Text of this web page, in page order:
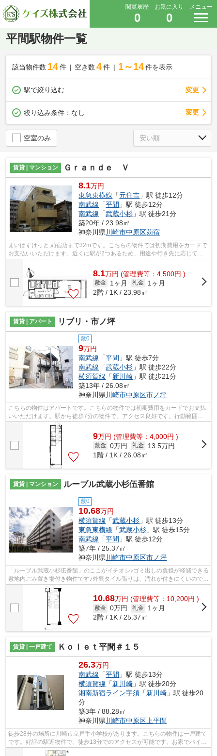
閲覧履歴
0
お気に入り
0
メニュー
平間駅物件一覧
該当物件数 14件 空き数 4 件 1～14 件を表示
駅で絞り込む 変更
絞り込み条件： なし 変更
空室のみ
賃貸 | マンション Ｇｒａｎｄｅ Ｖ
8.1万円
東急東横線 「元住吉 」駅 徒歩12分
南武線 「平間 」駅 徒歩12分
南武線 「武蔵小杉 」駅 徒歩21分
築20年 / 23.98㎡
神奈川県川崎市中原区苅宿
まいばすけっと 苅宿店まで32mです。こちらの物件では初期費用をカードで
お支払いいただけます。近くに駅が2つあるため、用途や行き先に応じて駅
8.1万円 (管理費等：4,500円 )
敷金 1ヶ月 礼金
1ヶ月
2階 / 1K / 23.98㎡
賃貸 | アパート リブリ・市ノ坪
敷0
9万円
南武線 「平間 」駅 徒歩7分
南武線 「武蔵小杉 」駅 徒歩22分
横須賀線 「新川崎 」駅 徒歩21分
築13年 / 26.08㎡
神奈川県 川崎市中原区市ノ坪
こちらの物件はアパートです。こちらの物件では初期費用をカードでお支払
いいただけます。駅から徒歩7分の物件で、アクセス良好です。行動範囲が
広がる2駅利用可能な物件です。川崎市...
9万円 (管理費等：4,000円 )
敷金 0万円 礼金
13.5万円
1階 / 1K / 26.08㎡
賃貸 | マンション ルーブル武蔵小杉伍番館
敷0
10.68万円
横須賀線 「武蔵小杉 」駅 徒歩13分
東急東横線 「武蔵小杉 」駅 徒歩15分
南武線 「平間 」駅 徒歩12分
築7年 / 25.37㎡
神奈川県 川崎市中原区市ノ坪
「ルーブル武蔵小杉伍番館」のここがイチオシ♪ゴミ出しの負担が軽減できる
敷地内ごみ置き場付き物件です♪外観タイル張りは、汚れが付きにくいのでい
つまでも綺麗です♪駅まで徒歩13分に...
10.68万円 (管理費等：10,200円 )
敷金 0万円 礼金
1ヶ月
2階 / 1K / 25.37㎡
賃貸 | 一戸建て Ｋｏｌｅｔ平間＃１５
26.3万円
南武線 「平間 」駅 徒歩13分
横須賀線 「新川崎 」駅 徒歩20分
湘南新宿ライン宇須 「新川崎 」駅 徒歩20
分
築3年 / 88.28㎡
神奈川県 川崎市中原区 上平間
徒歩28分の場所に川崎市立戸手小学校があります。こちらの物件は一戸建て
です。好評の駅近物件で、徒歩13分でのアクセスが可能です。お家でバイオ
リンやギターなどを弾きたい方はご相...